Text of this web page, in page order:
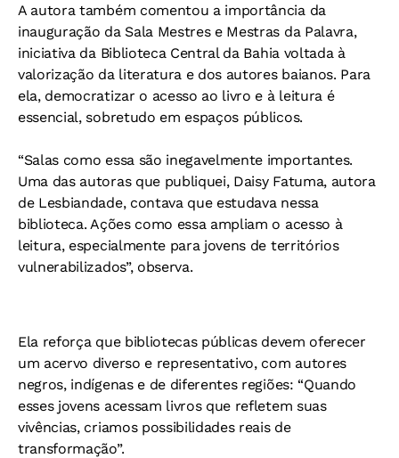
A autora também comentou a importância da
inauguração da Sala Mestres e Mestras da Palavra,
iniciativa da Biblioteca Central da Bahia voltada à
valorização da literatura e dos autores baianos. Para
ela, democratizar o acesso ao livro e à leitura é
essencial, sobretudo em espaços públicos.
“Salas como essa são inegavelmente importantes.
Uma das autoras que publiquei, Daisy Fatuma, autora
de Lesbiandade, contava que estudava nessa
biblioteca. Ações como essa ampliam o acesso à
leitura, especialmente para jovens de territórios
vulnerabilizados”, observa.
Ela reforça que bibliotecas públicas devem oferecer
um acervo diverso e representativo, com autores
negros, indígenas e de diferentes regiões: “Quando
esses jovens acessam livros que refletem suas
vivências, criamos possibilidades reais de
transformação”.